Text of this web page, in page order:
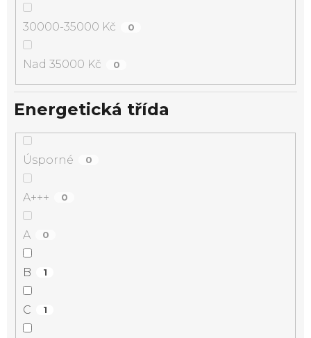
30000-35000 Kč 0
Nad 35000 Kč 0
Energetická třída
Úsporné 0
A+++ 0
A 0
B 1
C 1